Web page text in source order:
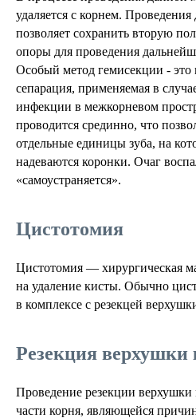
удаляется с корнем.
позволяет сохранить вторую
опоры для проведения
Особый метод гемисекции - это
сепарация, применяемая в
инфекции в межкорневом
проводится срединно, что
отдельные единицы зуба, на
надеваются коронки. Очаг
«самоустраняется».
Цистотомия
Цистотомия — хирургическая
на удаление кисты. Обычно
в комплексе с резекцей
Резекция верхушки
Проведение резекции верхушки
части корня, являющейся